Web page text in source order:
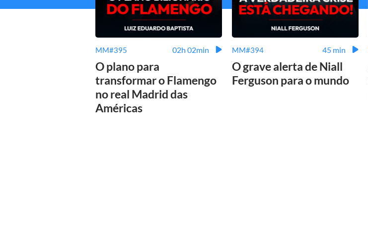
MM#395 02h 02min
O plano para
transformar o Flamengo
no real Madrid das
Américas
MM#394 45 min
O grave alerta de Niall
Ferguson para o mundo